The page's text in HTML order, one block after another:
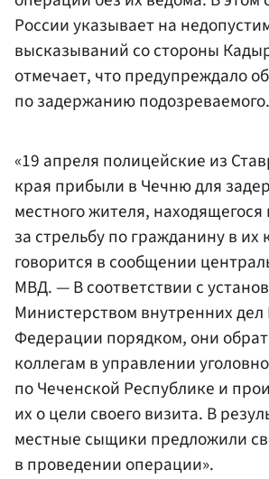
России указывает на
высказываний со стороны
отмечает, что предупреждало
по задержанию подозреваемого.
«19 апреля полицейские из
края прибыли в Чечню для
местного жителя, находящегося
за стрельбу по гражданину в их
говорится в сообщении
МВД. — В соответствии с
Министерством внутренних дел
Федерации порядком, они
коллегам в управлении
по Чеченской Республике и
их о цели своего визита. В
местные сыщики предложили
в проведении операции».